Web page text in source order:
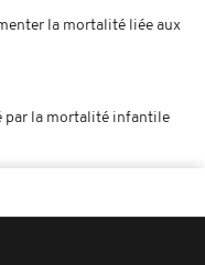
la mortalité liée aux
par la mortalité infantile